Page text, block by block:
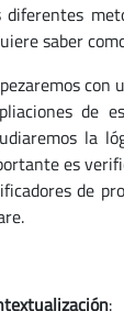
diferentes
saber
con
de
la
es
de
: